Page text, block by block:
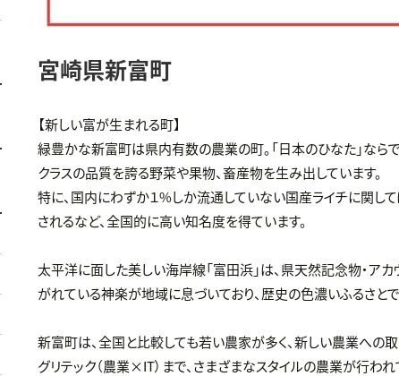
宮崎県新富町
【新しい富が生まれる町】
緑豊かな新富町は県内有数の農業の町。「日本のひなた」な
クラスの品質を誇る野菜や果物、畜産物を生み出しています。
特に、国内にわずか１%しか流通していない国産ライチに関し
されるなど、全国的に高い知名度を得ています。
太平洋に面した美しい海岸線「富田浜」は、県天然記念物・
がれている神楽が地域に息づいており、歴史の色濃いふるさとで
新富町は、全国と比較しても若い農家が多く、新しい農業への
グリテック（農業×IT）まで、さまざまなスタイルの農業が行われ